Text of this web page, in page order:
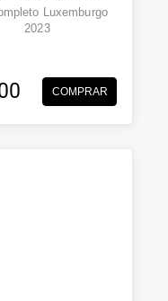
Luxemburgo
2023
COMPRAR